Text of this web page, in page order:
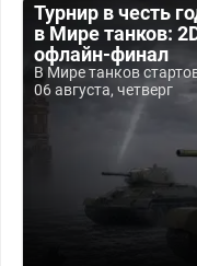
Турнир в честь
в Мире танков:
офлайн-финал
В Мире танков
06 августа, четверг